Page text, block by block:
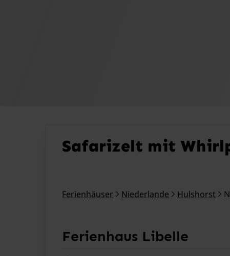
Safarizelt mit
Ferienhäuser Niederlande Hulshorst
Ferienhaus Libelle